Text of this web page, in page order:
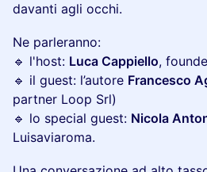
davanti agli occhi.
Ne parleranno:
🔹 l'host: Luca Cappiello,
🔹 il guest: l’autore Francesco
partner Loop Srl)
🔹 lo special guest: Nicola
Luisaviaroma.